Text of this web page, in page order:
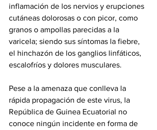
inflamación de los nervios y erupciones
cutáneas dolorosas o con picor, como
granos o ampollas parecidas a la
varicela; siendo sus síntomas la fiebre,
el hinchazón de los ganglios linfáticos,
escalofríos y dolores musculares.
Pese a la amenaza que conlleva la
rápida propagación de este virus, la
República de Guinea Ecuatorial no
conoce ningún incidente en forma de